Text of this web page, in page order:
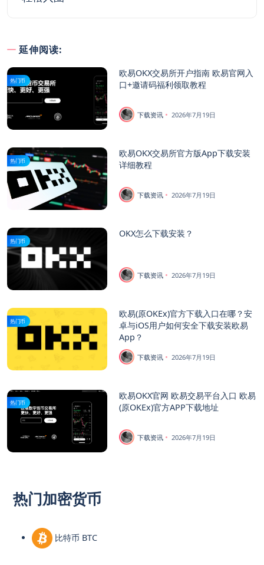
延伸阅读:
热门币
欧易OKX交易所开户指南 欧易官网入
口+邀请码福利领取教程
下载资讯 2026年7月19日
热门币
欧易OKX交易所官方版App下载安装
详细教程
下载资讯 2026年7月19日
热门币
OKX怎么下载安装？
下载资讯 2026年7月19日
热门币
欧易(原OKEx)官方下载入口在哪？安
卓与iOS用户如何安全下载安装欧易
App？
下载资讯 2026年7月19日
热门币
欧易OKX官网 欧易交易平台入口 欧易
(原OKEx)官方APP下载地址
下载资讯 2026年7月19日
热门加密货币
比特币 BTC